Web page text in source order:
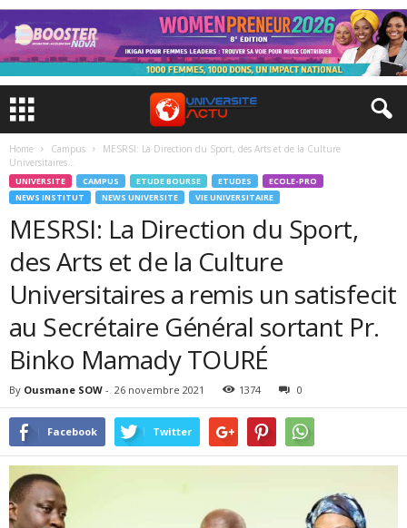
Home Campus
MESRSI: La Direction du Sport, des Arts et de la Culture
Universitaires...
UNIVERSITE CAMPUS ETUDE BOURSE ETUDES
ECOLE-PRO
NEWS INSTITUT
NEWS UNIVERSITE VIE UNIVERSITAIRE
MESRSI: La Direction du Sport,
des Arts et de la Culture
Universitaires a remis un satisfecit
au Secrétaire Général sortant Pr.
Binko Mamady TOURÉ
By Ousmane SOW - 26 novembre 2021 1374 0
Facebook Twitter